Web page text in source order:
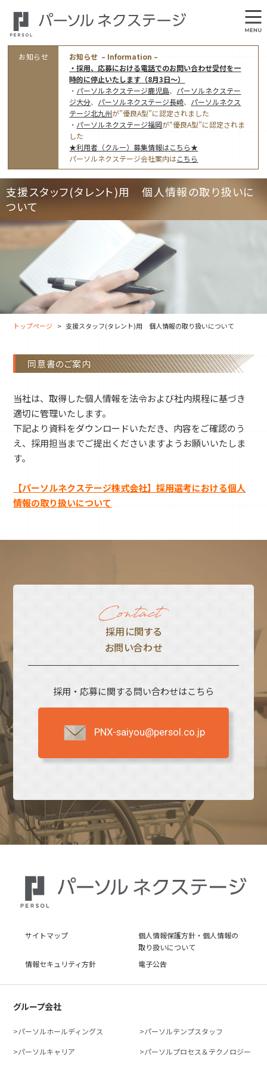
オフィス案内・アクセス
アクセストップ
東京オフィス (管理部門のみ)
福岡オフィス
鹿児島オフィス
長崎オフィス
松山オフィス
高松オフィス
事業モデルと仕事内容
ワークスタイル
指定就労継続支援Ａ型事業所にかかる情報公表
採用情報トップ
利用者（クルー）募集
支援スタッフ（タレント）募集
利用者（クルー）データ
支援スタッフ（タレント）データ
お知らせ
お知らせ – Information –
・採用、応募における電話でのお問い合わせ受付を一
時的に停止いたします（8月3日～）
・ パーソルネクステージ鹿児島、 パーソルネクステー
ジ大分、 パーソルネクステージ長崎、 パーソルネクス
テージ北九州が”優良A型”に認定されました
・ パーソルネクステージ福岡が“優良A型”に認定されま
した
★利用者（クルー）募集情報はこちら★
パーソルネクステージ会社案内はこちら
支援スタッフ(タレント)用 個人情報の取り扱いに
ついて
トップページ 支援スタッフ(タレント)用 個人情報の取り扱いについて
同意書のご案内
当社は、取得した個人情報を法令および社内規程に基づき
適切に管理いたします。
下記より資料をダウンロードいただき、内容をご確認のう
え、採用担当までご提出くださいますようお願いいたしま
す。
【パーソルネクステージ株式会社】採用選考における個人
情報の取り扱いについて
採⽤に関する
お問い合わせ
採用・応募に関する問い合わせはこちら
PNX-saiyou@persol.co.jp
サイトマップ
個人情報保護方針・個人情報の
取り扱いについて
情報セキュリティ方針
電子公告
グループ会社
パーソルホールディングス
パーソルテンプスタッフ
パーソルキャリア
パーソルプロセス＆テクノロジー